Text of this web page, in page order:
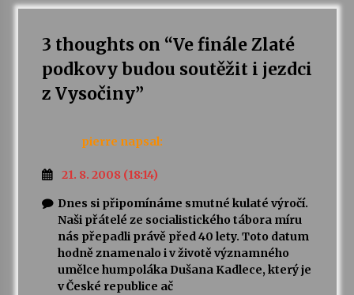
3 thoughts on “Ve finále Zlaté
podkovy budou soutěžit i jezdci
z Vysočiny”
pierre napsal:
21. 8. 2008 (18:14)
Dnes si připomínáme smutné kulaté výročí.
Naši přátelé ze socialistického tábora míru
nás přepadli právě před 40 lety. Toto datum
hodně znamenalo i v životě významného
umělce humpoláka Dušana Kadlece, který je
v České republice ač